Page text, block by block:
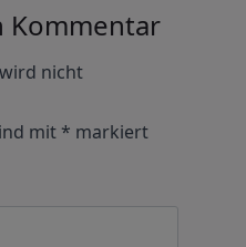
Kommentar
nicht
mit* markiert